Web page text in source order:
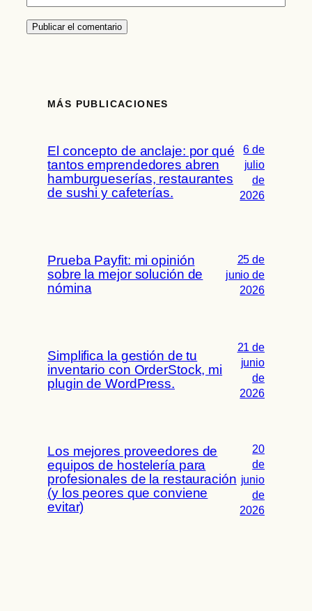
MÁS PUBLICACIONES
El concepto de anclaje: por qué
tantos emprendedores abren
hamburgueserías, restaurantes
de sushi y cafeterías.
6 de
julio
de
2026
Prueba Payfit: mi opinión
sobre la mejor solución de
nómina
25 de
junio de
2026
Simplifica la gestión de tu
inventario con OrderStock, mi
plugin de WordPress.
21 de
junio
de
2026
Los mejores proveedores de
equipos de hostelería para
profesionales de la restauración
(y los peores que conviene
evitar)
20
de
junio
de
2026